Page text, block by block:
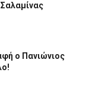
ο Πανιώνιος